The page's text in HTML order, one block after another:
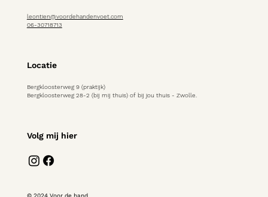
© 2024 Voor de hand
leontien@voordehandenvoet.com
06-30718713
Locatie
Bergkloosterweg 9 (praktijk)
Bergkloosterweg 28-2 (bij mij thuis) of bij jou thuis - Zwolle.
Volg mij hier